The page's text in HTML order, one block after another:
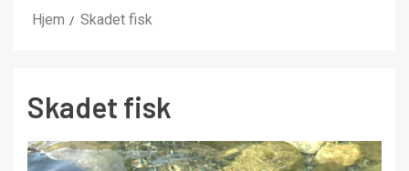
Hjem Skadet fisk
Skadet fisk